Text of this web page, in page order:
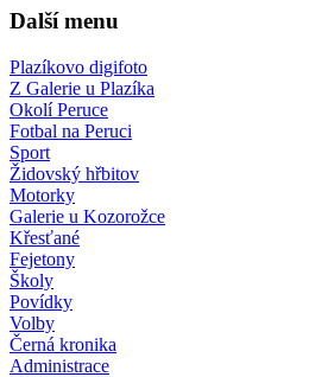
Další menu
Plazíkovo digifoto
Z Galerie u Plazíka
Okolí Peruce
Fotbal na Peruci
Sport
Židovský hřbitov
Motorky
Galerie u Kozorožce
Křesťané
Fejetony
Školy
Povídky
Volby
Černá kronika
Administrace